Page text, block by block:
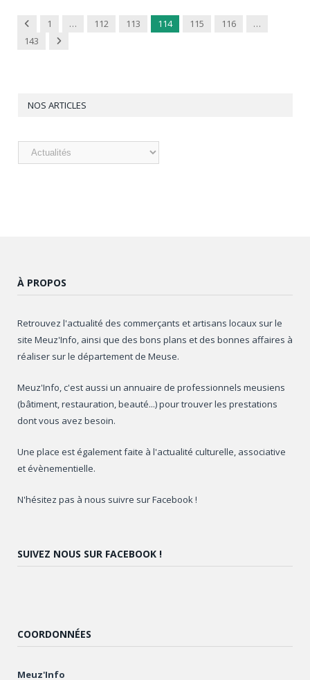
Previous
1 … 112 113 114 115 116
…
143
Next
NOS ARTICLES
Nos
À PROPOS
Retrouvez l'actualité des commerçants et artisans locaux sur le
site Meuz'Info, ainsi que des bons plans et des bonnes affaires à
réaliser sur le département de Meuse.
Meuz'Info, c'est aussi un annuaire de professionnels meusiens
(bâtiment, restauration, beauté...) pour trouver les prestations
dont vous avez besoin.
Une place est également faite à l'actualité culturelle, associative
et évènementielle.
N'hésitez pas à nous suivre sur Facebook !
SUIVEZ NOUS SUR FACEBOOK !
COORDONNÉES
Meuz'Info